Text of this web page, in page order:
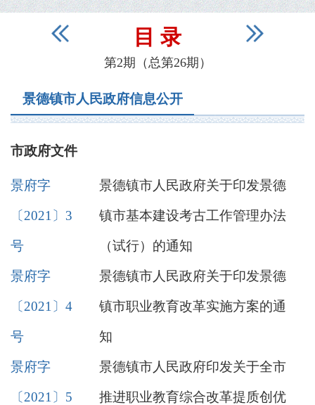
目 录
第2期（总第26期）
景德镇市人民政府信息公开
市政府文件
景府字
〔2021〕3
号
景德镇市人民政府关于印发景德
镇市基本建设考古工作管理办法
（试行）的通知
景府字
〔2021〕4
号
景德镇市人民政府关于印发景德
镇市职业教育改革实施方案的通
知
景府字
〔2021〕5
景德镇市人民政府印发关于全市
推进职业教育综合改革提质创优